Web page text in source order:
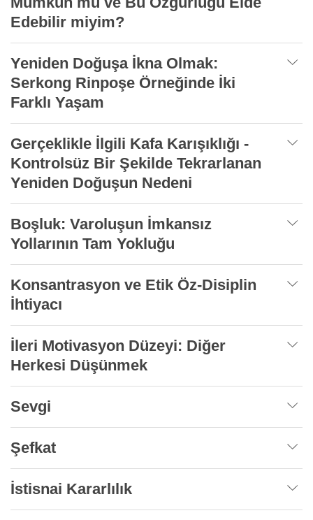
Edebilir miyim?
Yeniden Doğuşa İkna Olmak:
Serkong Rinpoşe Örneğinde İki
Farklı Yaşam
Gerçeklikle İlgili Kafa Karışıklığı -
Kontrolsüz Bir Şekilde Tekrarlanan
Yeniden Doğuşun Nedeni
Boşluk: Varoluşun İmkansız
Yollarının Tam Yokluğu
Konsantrasyon ve Etik Öz-Disiplin
İhtiyacı
İleri Motivasyon Düzeyi: Diğer
Herkesi Düşünmek
Sevgi
Şefkat
İstisnai Kararlılık